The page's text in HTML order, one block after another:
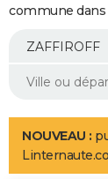
Essais
Réserver un essai
Citadines
Berlines
SUV
Forum auto
+
Mobiles
Meilleur
Internet
Ordinateurs
Jeux vidéo
Guide high-tech
Aménagement
LIFESTYLE
Art de vivre
Bien-être
Loisirs
Mode
Modes de vie
commune dans
NOUVEAU :